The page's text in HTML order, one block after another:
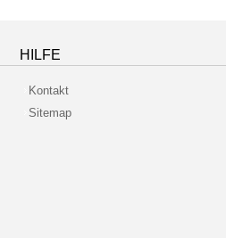
HILFE
Kontakt
Sitemap